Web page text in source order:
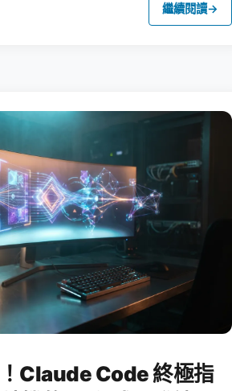
繼續閱讀→
Claude Code 終極指